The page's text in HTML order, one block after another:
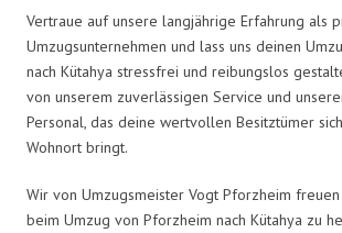
Vertraue auf unsere langjährige Erfahrung als
Umzugsunternehmen und lass uns deinen
nach Kütahya stressfrei und reibungslos
von unserem zuverlässigen Service und
Personal, das deine wertvollen Besitztümer
Wohnort bringt.
Wir von Umzugsmeister Vogt Pforzheim
beim Umzug von Pforzheim nach Kütahya zu